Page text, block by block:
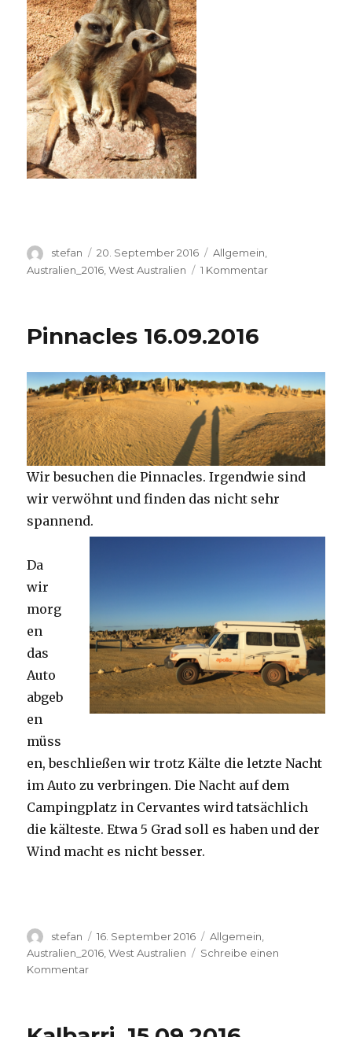
Autor
stefan
Veröffentlicht
am
20. September 2016 Kategorien
Allgemein,
Australien_2016 ,West Australien 1 Kommentarzu
Pinnacles 16.09.2016
Wir besuchen die Pinnacles. Irgendwie sind
wir verwöhnt und finden das nicht sehr
spannend.
Da
wir
morg
en
das
Auto
abgeb
en
müss
en, beschließen wir trotz Kälte die letzte Nacht
im Auto zu verbringen. Die Nacht auf dem
Campingplatz in Cervantes wird tatsächlich
die kälteste. Etwa 5 Grad soll es haben und der
Wind macht es nicht besser.
Autor
stefan
Veröffentlicht
am
16. September 2016 Kategorien
Allgemein
Australien_2016 ,West Australien
Schreibe einen
Kommentarzu